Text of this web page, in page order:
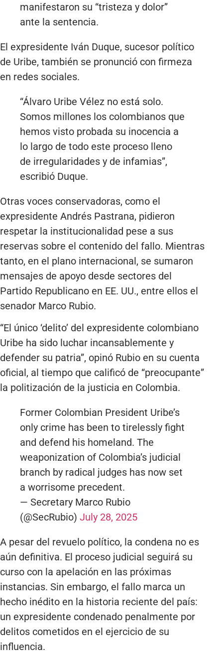
manifestaron su “tristeza y dolor”
ante la sentencia.
El expresidente Iván Duque, sucesor político
de Uribe, también se pronunció con firmeza
en redes sociales.
“Álvaro Uribe Vélez no está solo.
Somos millones los colombianos que
hemos visto probada su inocencia a
lo largo de todo este proceso lleno
de irregularidades y de infamias”,
escribió Duque.
Otras voces conservadoras, como el
expresidente Andrés Pastrana, pidieron
respetar la institucionalidad pese a sus
reservas sobre el contenido del fallo. Mientras
tanto, en el plano internacional, se sumaron
mensajes de apoyo desde sectores del
Partido Republicano en EE. UU., entre ellos el
senador Marco Rubio.
“El único ‘delito’ del expresidente colombiano
Uribe ha sido luchar incansablemente y
defender su patria”, opinó Rubio en su cuenta
oficial, al tiempo que calificó de “preocupante”
la politización de la justicia en Colombia.
Former Colombian President Uribe’s
only crime has been to tirelessly fight
and defend his homeland. The
weaponization of Colombia’s judicial
branch by radical judges has now set
a worrisome precedent.
— Secretary Marco Rubio
(@SecRubio) July 28, 2025
A pesar del revuelo político, la condena no es
aún definitiva. El proceso judicial seguirá su
curso con la apelación en las próximas
instancias. Sin embargo, el fallo marca un
hecho inédito en la historia reciente del país:
un expresidente condenado penalmente por
delitos cometidos en el ejercicio de su
influencia.